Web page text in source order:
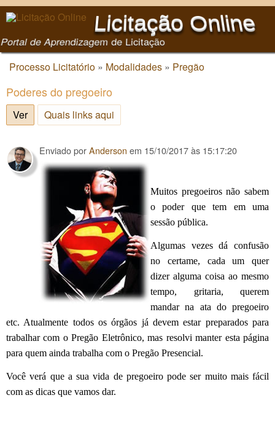
Pular para o conteúdo
principal
Licitação Online
Portal de Aprendizagem de Licitação
Você está aqui
Processo Licitatório » Modalidades » Pregão
Poderes do pregoeiro
Ver(aba ativa)
Quais links aqui
Enviado porAnderson em 15/10/2017 às 15:17:20
Muitos pregoeiros não sabem
o poder que tem em uma
sessão pública.
Algumas vezes dá confusão
no certame, cada um quer
dizer alguma coisa ao mesmo
tempo, gritaria, querem
mandar na ata do pregoeiro
etc. Atualmente todos os órgãos já devem estar preparados para
trabalhar com o Pregão Eletrônico, mas resolvi manter esta página
para quem ainda trabalha com o Pregão Presencial.
Você verá que a sua vida de pregoeiro pode ser muito mais fácil
com as dicas que vamos dar.